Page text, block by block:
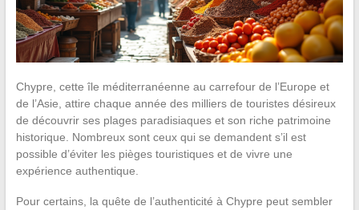
Chypre, cette île méditerranéenne au carrefour de l’Europe et
de l’Asie, attire chaque année des milliers de touristes désireux
de découvrir ses plages paradisiaques et son riche patrimoine
historique. Nombreux sont ceux qui se demandent s’il est
possible d’éviter les pièges touristiques et de vivre une
expérience authentique.
Pour certains, la quête de l’authenticité à Chypre peut sembler